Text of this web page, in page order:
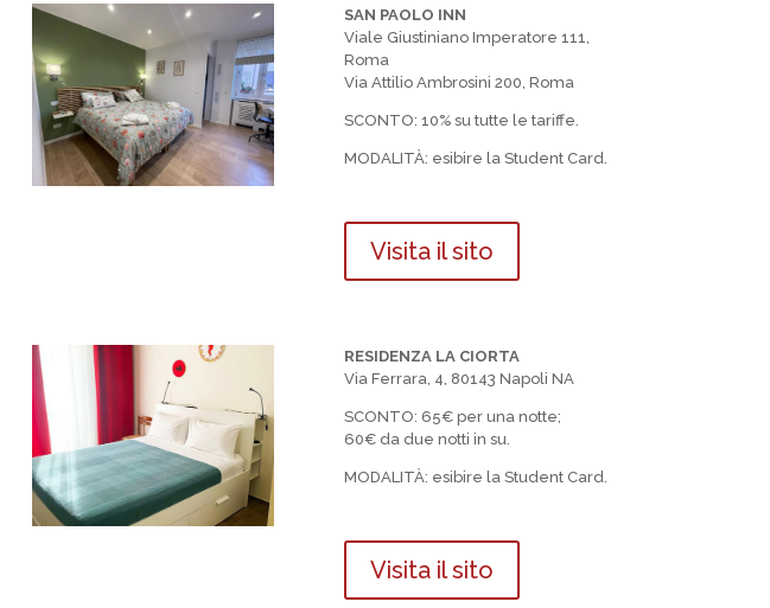
SAN PAOLO INN
Viale Giustiniano Imperatore 111,
Roma
Via Attilio Ambrosini 200, Roma
SCONTO: 10% su tutte le tariffe.
MODALITÀ: esibire la Student Card.
Visita il sito
RESIDENZA LA CIORTA
Via Ferrara, 4, 80143 Napoli NA
SCONTO: 65€ per una notte;
60€ da due notti in su.
MODALITÀ: esibire la Student Card.
Visita il sito